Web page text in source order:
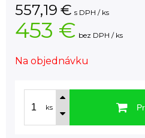
557,19 € s DPH / ks
453 € bez DPH / ks
Na objednávku
ks